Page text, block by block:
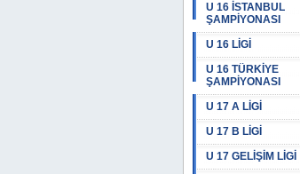
U 16 İSTANBUL
ŞAMPİYONASI
U 16 LİGİ
U 16 TÜRKİYE
ŞAMPİYONASI
U 17 A LİGİ
U 17 B LİGİ
U 17 GELİŞİM LİGİ